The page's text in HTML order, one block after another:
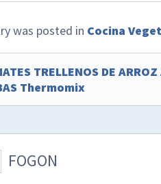
was posted in Cocina
TRELLENOS DE ARROZ
Thermomix
FOGON